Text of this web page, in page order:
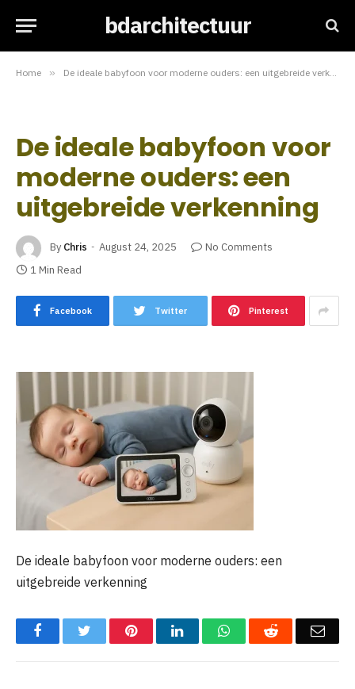
bdarchitectuur
Home » De ideale babyfoon voor moderne ouders: een uitgebreide verkenning
De ideale babyfoon voor
moderne ouders: een
uitgebreide verkenning
By Chris August 24, 2025
No Comments
1 Min Read
Facebook Twitter Pinterest
De ideale babyfoon voor moderne ouders: een
uitgebreide verkenning
FacebookTwitter PinterestLinkedInWhatsAppReddit